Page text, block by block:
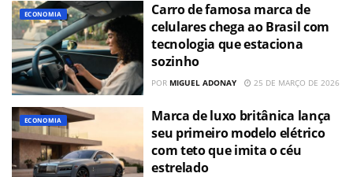
ECONOMIA
Carro de famosa marca de
celulares chega ao Brasil com
tecnologia que estaciona
sozinho
POR MIGUEL ADONAY 25 DE MARÇO DE 2026
ECONOMIA
Marca de luxo britânica lança
seu primeiro modelo elétrico
com teto que imita o céu
estrelado